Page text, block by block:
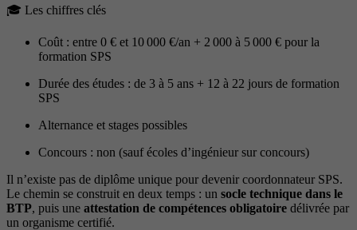
🎓 Les chiffres clés
Coût : entre 0 € et 10 000 €/an + 2 000 à 5 000 € pour la
formation SPS
Durée des études : de 3 à 5 ans + 12 à 22 jours de formation
SPS
Alternance et stages possibles
Concours : non (sauf écoles d’ingénieur sur concours)
Il n’existe pas de diplôme unique pour devenir coordonnateur SPS.
Le chemin se construit en deux temps : un socle technique dans le
BTP, puis une attestation de compétences obligatoire délivrée par
un organisme certifié.